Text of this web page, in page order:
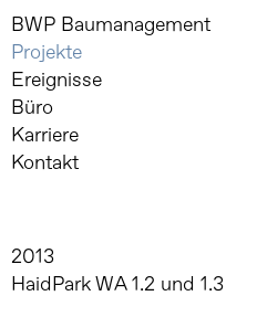
Skip
to
content
Projekte
Ereignisse
Büro
Karriere
Kontakt
BWP Baumanagement
2013
HaidPark WA 1.2 und 1.3